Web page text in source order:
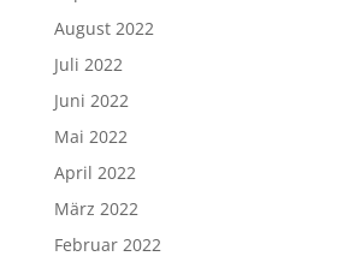
August 2022
Juli 2022
Juni 2022
Mai 2022
April 2022
März 2022
Februar 2022